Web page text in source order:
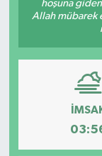
hoşuna
Allah mübarek